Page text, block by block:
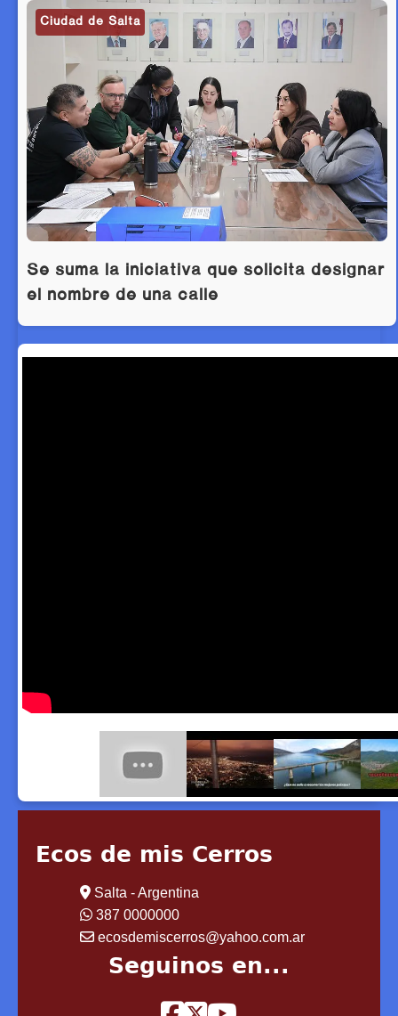
Ciudad de Salta
Se suma la iniciativa que solicita designar
el nombre de una calle
Ecos de mis Cerros
Salta - Argentina
387 0000000
ecosdemiscerros@yahoo.com.ar
Seguinos en...